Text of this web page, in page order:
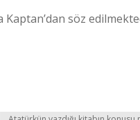
söz